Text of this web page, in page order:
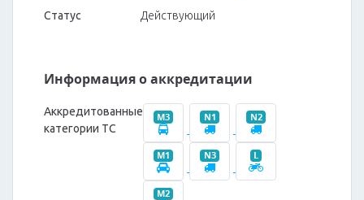
Статус Действующий
Информация о аккредитации
Аккредитованные
категории ТС
M3 N1 N2
M1 N3 L
M2